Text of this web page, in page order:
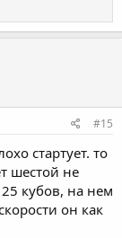
#15
стартует. то
шестой не
кубов, на нем
он как